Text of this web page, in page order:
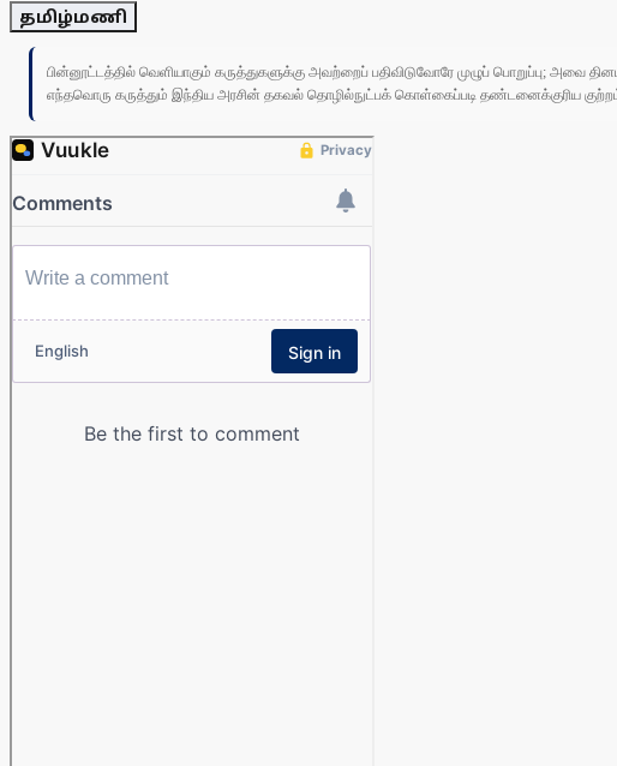
தமிழ்மணி
பின்னூட்டத்தில் வெளியாகும் கருத்துகளுக்கு அவற்றைப் பதிவிடுவோரே முழுப் பொறுப்பு; அவை
எந்தவொரு கருத்தும் இந்திய அரசின் தகவல் தொழில்நுட்பக் கொள்கைப்படி தண்டனைக்குரிய குற்றம்.